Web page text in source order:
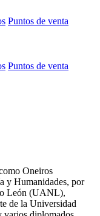
Puntos de venta
Puntos de venta
Oneiros
y Humanidades, por
León (UANL),
de la Universidad